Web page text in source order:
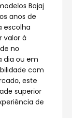
Bajaj
anos de
escolha
valor à
no
dia ou em
com
este
superior
de